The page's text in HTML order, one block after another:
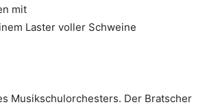
mit
Laster voller Schweine
Musikschulorchesters. Der Bratscher